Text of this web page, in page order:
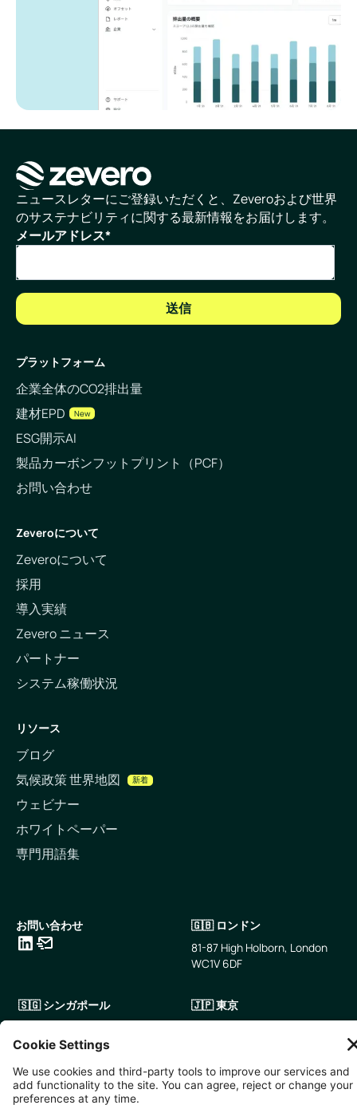
ホームページ
ニュースレターにご登録いただくと、Zeveroおよび世界
のサステナビリティに関する最新情報をお届けします。
メールアドレス*
プラットフォーム
企業全体のCO2排出量
建材EPD
New
ESG開示AI
製品カーボンフットプリント（PCF）
お問い合わせ
Zeveroについて
Zeveroについて
採用
導入実績
Zevero ニュース
パートナー
システム稼働状況
リソース
ブログ
気候政策 世界地図
新着
ウェビナー
ホワイトペーパー
専門用語集
お問い合わせ
🇬🇧 ロンドン
81-87 High Holborn, London
WC1V 6DF
🇸🇬 シンガポール
International Plaza Singapore
🇯🇵 東京